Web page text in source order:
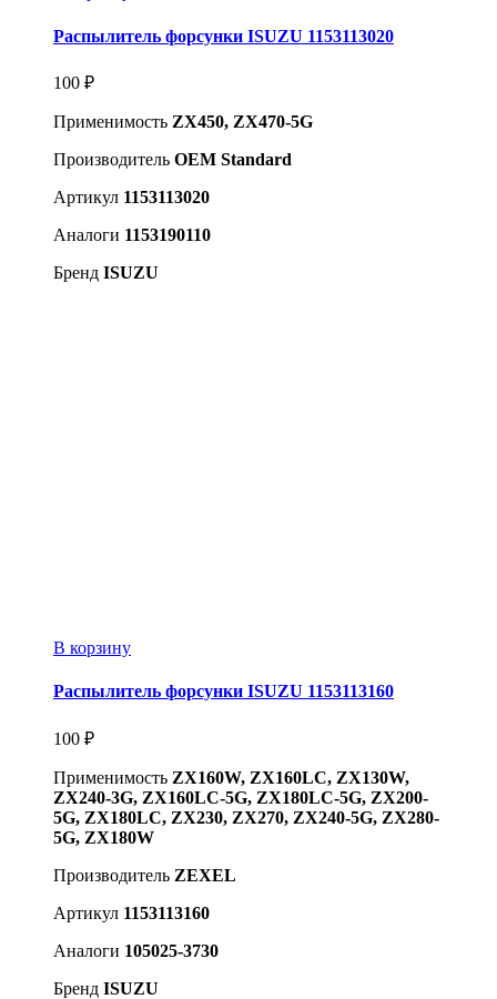
Распылитель форсунки ISUZU 1153113020
100 ₽
Применимость ZX450, ZX470-5G
Производитель OEM Standard
Артикул 1153113020
Аналоги 1153190110
Бренд ISUZU
В корзину
Распылитель форсунки ISUZU 1153113160
100 ₽
Применимость ZX160W, ZX160LC, ZX130W,
ZX240-3G, ZX160LC-5G, ZX180LC-5G, ZX200-
5G, ZX180LC, ZX230, ZX270, ZX240-5G, ZX280-
5G, ZX180W
Производитель ZEXEL
Артикул 1153113160
Аналоги 105025-3730
Бренд ISUZU